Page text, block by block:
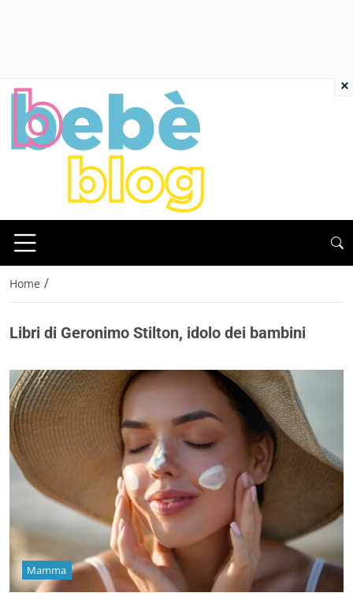
Home /
Libri di Geronimo Stilton, idolo dei bambini
Mamma
×